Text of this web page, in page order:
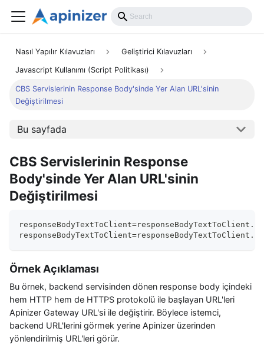
Nasıl Yapılır Kılavuzları Geliştirici Kılavuzları
Javascript Kullanımı (Script Politikası)
CBS Servislerinin Response Body'sinde Yer Alan URL'sinin
Değiştirilmesi
Bu sayfada
CBS Servislerinin Response
Body'sinde Yer Alan URL'sinin
Değiştirilmesi
responseBodyTextToClient=responseBodyTextToClient .
responseBodyTextToClient=responseBodyTextToClient .
Örnek Açıklaması
Bu örnek, backend servisinden dönen response body içindeki
hem HTTP hem de HTTPS protokolü ile başlayan URL'leri
Apinizer Gateway URL'si ile değiştirir. Böylece istemci,
backend URL'lerini görmek yerine Apinizer üzerinden
yönlendirilmiş URL'leri görür.